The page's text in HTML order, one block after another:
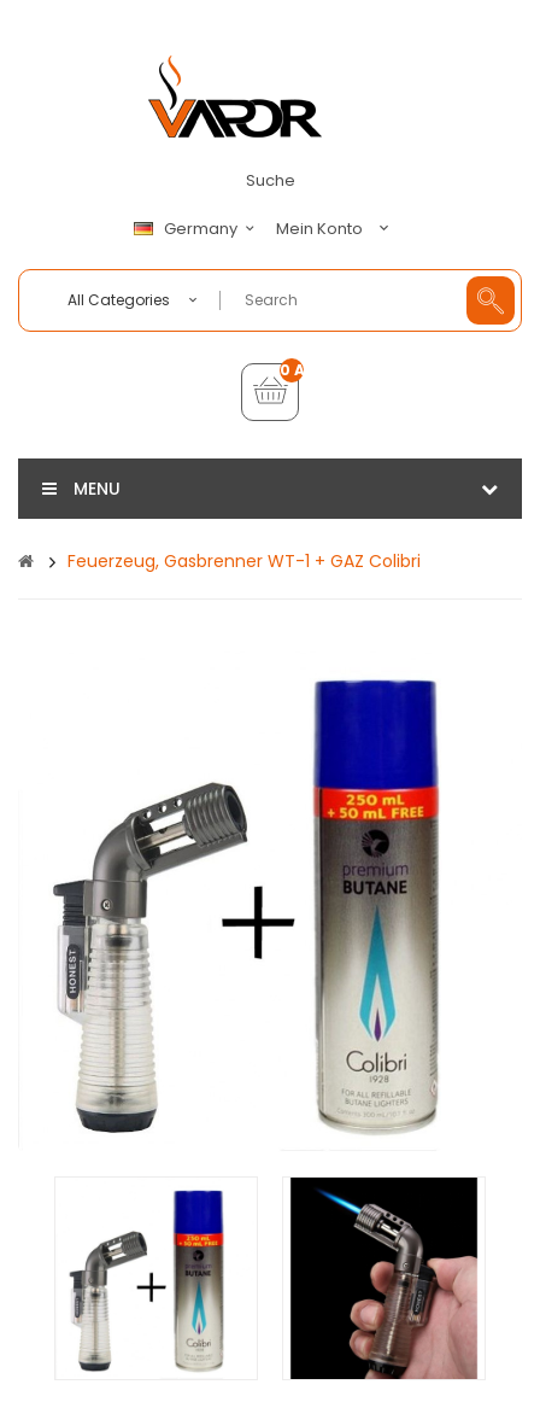
Suche
Germany Mein Konto
All Categories
0 Artikel - €0,00
MENU
Feuerzeug, Gasbrenner WT-1 + GAZ Colibri